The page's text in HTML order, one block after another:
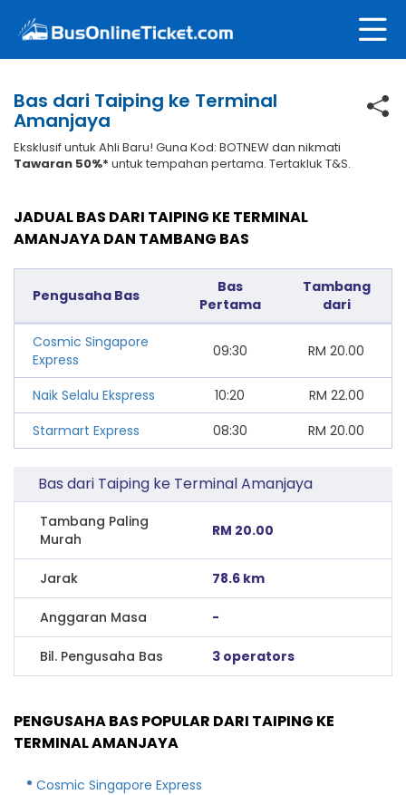
Bas dari Taiping ke Terminal
Amanjaya
Eksklusif untuk Ahli Baru! Guna Kod: BOTNEW dan nikmati
Tawaran 50%* untuk tempahan pertama. Tertakluk T&S.
JADUAL BAS DARI TAIPING KE TERMINAL
AMANJAYA DAN TAMBANG BAS
Pengusaha Bas
Bas
Pertama
Tambang
dari
Cosmic Singapore
Express
09:30 RM 20.00
Naik Selalu Ekspress 10:20 RM 22.00
Starmart Express
08:30 RM 20.00
Bas dari Taiping ke Terminal Amanjaya
Tambang Paling
Murah
RM 20.00
Jarak 78.6 km
Anggaran Masa -
Bil. Pengusaha Bas 3 operators
PENGUSAHA BAS POPULAR DARI TAIPING KE
TERMINAL AMANJAYA
Cosmic Singapore Express